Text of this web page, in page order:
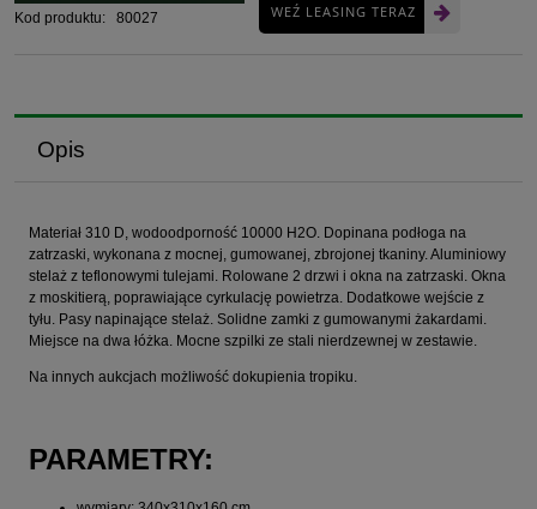
Kod produktu: 80027 WEŹ LEASING TERAZ
Opis
Materiał 310 D, wodoodporność 10000 H2O. Dopinana podłoga na
zatrzaski, wykonana z mocnej, gumowanej, zbrojonej tkaniny. Aluminiowy
stelaż z teflonowymi tulejami. Rolowane 2 drzwi i okna na zatrzaski. Okna
z moskitierą, poprawiające cyrkulację powietrza. Dodatkowe wejście z
tyłu. Pasy napinające stelaż. Solidne zamki z gumowanymi żakardami.
Miejsce na dwa łóżka. Mocne szpilki ze stali nierdzewnej w zestawie.
Na innych aukcjach możliwość dokupienia tropiku.
PARAMETRY: